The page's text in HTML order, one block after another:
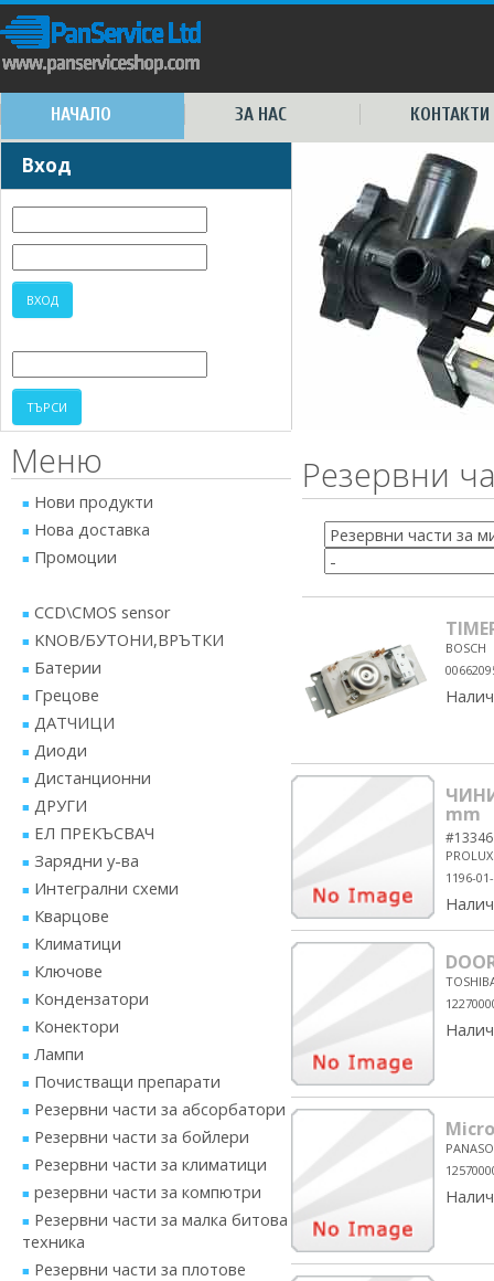
НАЧАЛО ЗА НАС КОНТАКТИ
Вход
Меню
Нови продукти
Нова доставка
Промоции
CCD\CMOS sensor
KNOB/БУТОНИ,ВРЪТКИ
Батерии
Грецове
ДАТЧИЦИ
Диоди
Дистанционни
ДРУГИ
ЕЛ ПРЕКЪСВАЧ
Зарядни у-ва
Интегрални схеми
Кварцове
Климатици
Ключове
Кондензатори
Конектори
Лампи
Почистващи препарати
Резервни части за абсорбатори
Резервни части за бойлери
Резервни части за климатици
резервни части за компютри
Резервни части за малка битова
техника
Резервни части за плотове
Резервни
BOSCH
mm
#13346
PROLUX
1196-